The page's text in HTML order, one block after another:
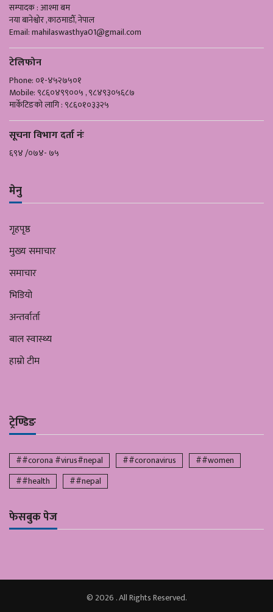
सम्पादक : आश्मा बम
नया बानेश्वोर ,काठमाडौँ, नेपाल
Email:mahilaswasthya01@gmail.com
टेलिफोन
Phone: ०१-४५२७५०१
Mobile: ९८६०४९९००५ , ९८४९३०५६८७
मार्केटिङको लागि : ९८६०१०३३२५
सूचना विभाग दर्ता नंः
६९४ /०७४- ७५
मेनु
गृहपृष्ठ
मुख्य समाचार
समाचार
भिडियो
अन्तर्वार्ता
बाल स्वास्थ्य
हाम्रो टीम
ट्रेण्डिङ
##corona #virus#nepal ##coronavirus
##women
##health
##nepal
फेसबुक पेज
© 2026 . All Rights Reserved.